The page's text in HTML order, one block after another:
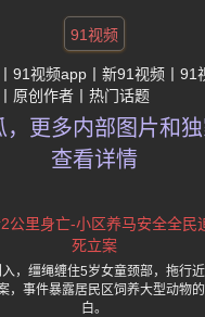
91视频
91视频app 新91视频
91
原创作者 热门话题
，更多内部图片和
查看详情
公里身亡-小区养马安全全民
死立案
，缰绳缠住5岁女童颈部，拖行近
，事件暴露居民区饲养大型动物
白。